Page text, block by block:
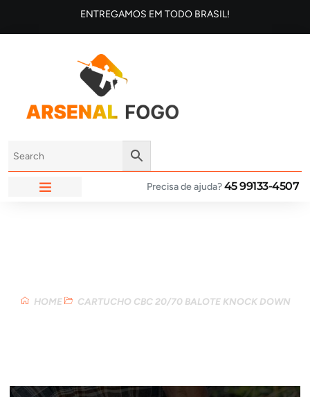
ENTREGAMOS EM TODO BRASIL!
Precisa de ajuda?45 99133-4507
HOME CARTUCHO CBC 20/70 BALOTE KNOCK DOWN